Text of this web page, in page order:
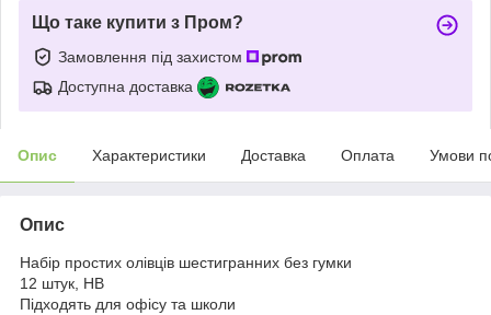
Що таке купити з Пром?
Замовлення під захистом
Доступна доставка
Опис Характеристики Доставка Оплата Умови
Опис
Набір простих олівців шестигранних без гумки
12 штук, НВ
Підходять для офісу та школи